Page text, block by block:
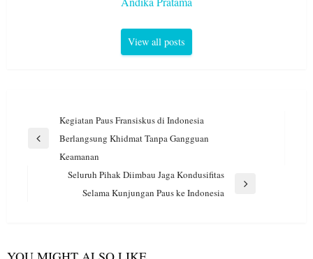
View all posts
Navigasi
pos
Kegiatan Paus Fransiskus di Indonesia
Berlangsung Khidmat Tanpa Gangguan
Keamanan
Seluruh Pihak Diimbau Jaga Kondusifitas
Selama Kunjungan Paus ke Indonesia